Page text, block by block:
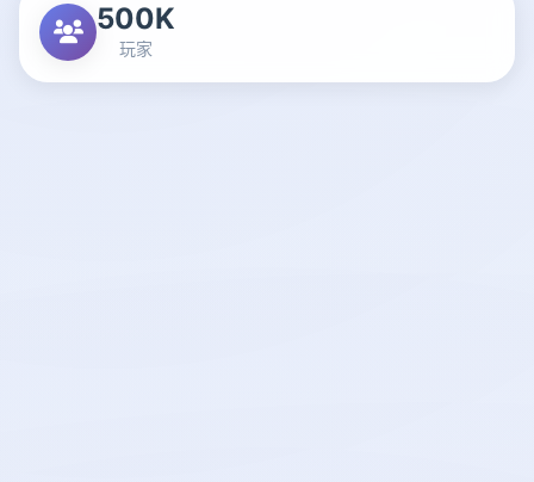
500K
玩家